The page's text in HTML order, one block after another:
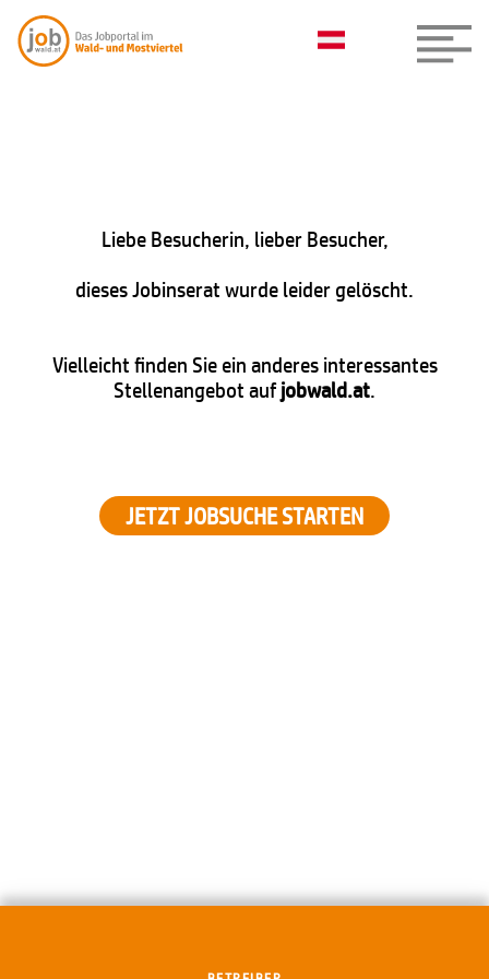
Liebe Besucherin, lieber Besucher,
dieses Jobinserat wurde leider gelöscht.
Vielleicht finden Sie ein anderes interessantes
Stellenangebot aufjobwald.at.
JETZT JOBSUCHE STARTEN